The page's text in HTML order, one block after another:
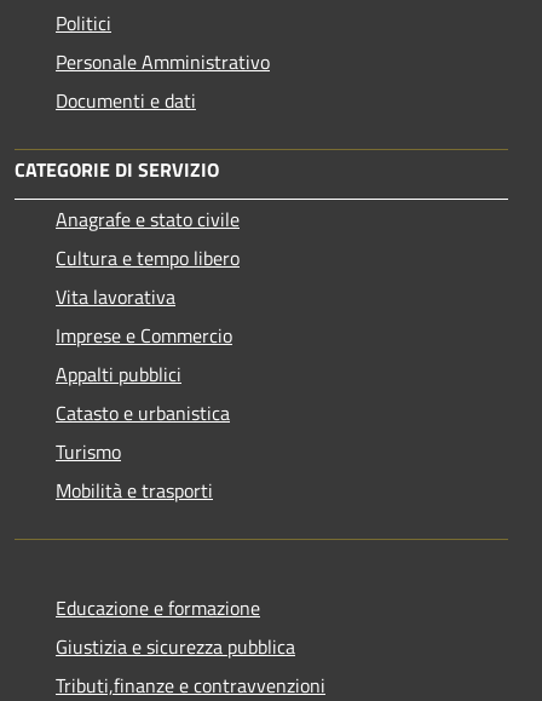
Politici
Personale Amministrativo
Documenti e dati
CATEGORIE DI SERVIZIO
Anagrafe e stato civile
Cultura e tempo libero
Vita lavorativa
Imprese e Commercio
Appalti pubblici
Catasto e urbanistica
Turismo
Mobilità e trasporti
Educazione e formazione
Giustizia e sicurezza pubblica
Tributi,finanze e contravvenzioni